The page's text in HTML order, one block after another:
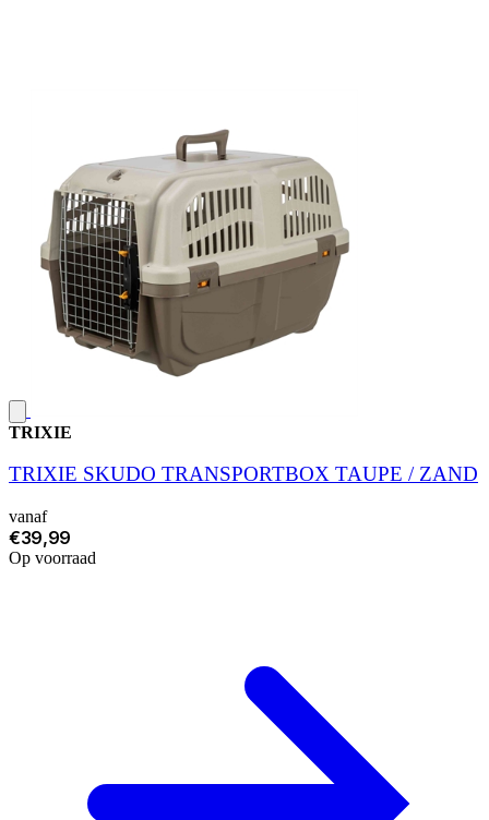
TRIXIE
TRIXIE SKUDO TRANSPORTBOX TAUPE / ZAND
vanaf
€39,99
Op voorraad